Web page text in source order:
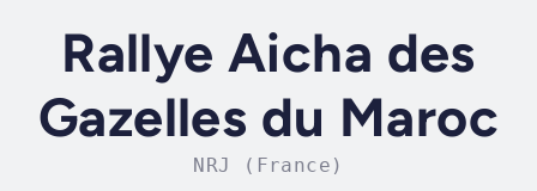
Rallye Aicha des
Gazelles du Maroc
NRJ (France)